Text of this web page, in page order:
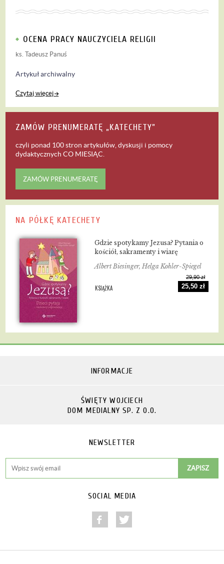
OCENA PRACY NAUCZYCIELA RELIGII
ks. Tadeusz Panuś
Artykuł archiwalny
Czytaj więcej
ZAMÓW PRENUMERATĘ „KATECHETY”
czyli ponad 100 stron artykułów, dyskusji i pomocy
dydaktycznychCO MIESIĄC
ZAMÓW PRENUMERATĘ
NA PÓŁKĘ KATECHETY
Gdzie spotykamy Jezusa? Pytania o
kościół, sakramenty i wiarę
Albert Biesinger, Helga Kohler-Spiegel
KSIĄŻKA
29,90 zł
25,50 zł
INFORMACJE
ŚWIĘTY WOJCIECH
DOM MEDIALNY SP. Z O.O.
NEWSLETTER
SOCIAL MEDIA